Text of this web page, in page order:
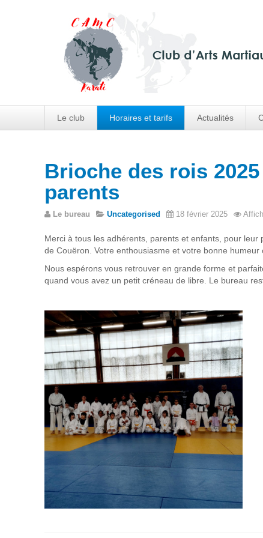
Le club Horaires et tarifs Actualités
Brioche des rois
parents
Le bureau Uncategorised 18 février 2025
Merci à tous les adhérents, parents et enfants, pour
de Couëron. Votre enthousiasme et votre bonne
Nous espérons vous retrouver en grande forme et
quand vous avez un petit créneau de libre. Le bureau